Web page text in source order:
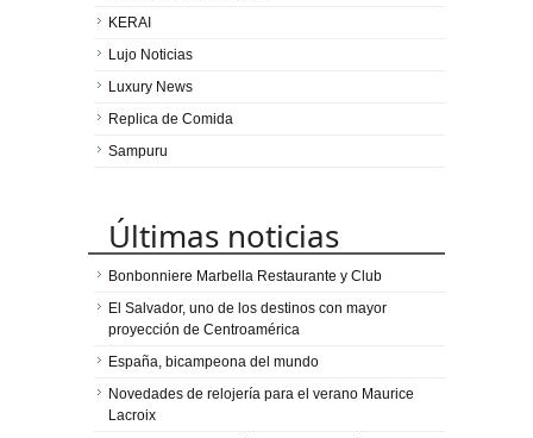
KERAI
Lujo Noticias
Luxury News
Replica de Comida
Sampuru
Últimas noticias
Bonbonniere Marbella Restaurante y Club
El Salvador, uno de los destinos con mayor
proyección de Centroamérica
España, bicampeona del mundo
Novedades de relojería para el verano Maurice
Lacroix